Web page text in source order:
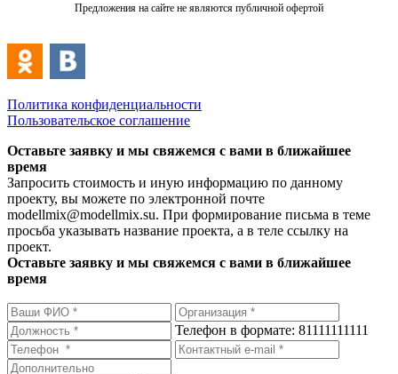
Предложения на сайте не являются публичной офертой
Политика конфиденциальности
Пользовательское соглашение
Оставьте заявку и мы свяжемся с вами в ближайшее
время
Запросить стоимость и иную информацию по данному
проекту, вы можете по электронной почте
modellmix@modellmix.su. При формирование письма в теме
просьба указывать название проекта, а в теле ссылку на
проект.
Оставьте заявку и мы свяжемся с вами в ближайшее
время
Телефон в формате: 81111111111